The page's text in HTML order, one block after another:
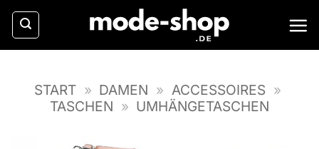
Zum
Inhalt
springen
START » DAMEN » ACCESSOIRES »
TASCHEN » UMHÄNGETASCHEN